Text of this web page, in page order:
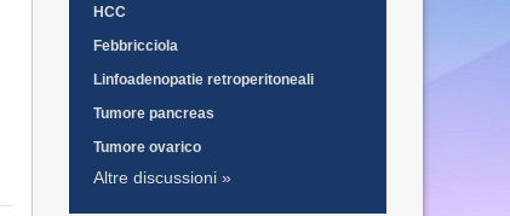
HCC
Febbricciola
Linfoadenopatie retroperitoneali
Tumore pancreas
Tumore ovarico
Altre discussioni »